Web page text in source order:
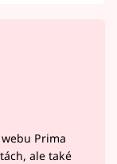
Prima
ale také